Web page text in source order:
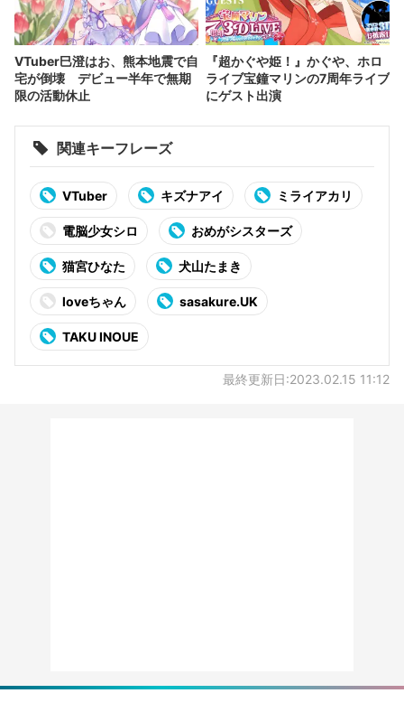
VTuber巳澄はお、熊本地震で自
宅が倒壊 デビュー半年で無期
限の活動休止
『超かぐや姫！』かぐや、ホロ
ライブ宝鐘マリンの7周年ライブ
にゲスト出演
関連キーフレーズ
VTuber キズナアイ ミライアカリ
電脳少女シロ おめがシスターズ
猫宮ひなた 犬山たまき
loveちゃん sasakure.UK
TAKU INOUE
最終更新日:2023.02.15 11:12